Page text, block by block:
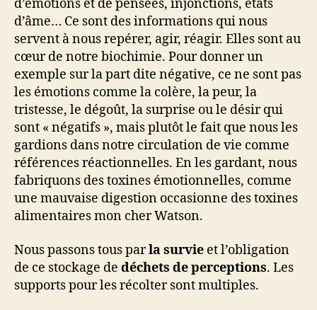
d’émotions et de pensées, injonctions, états
d’âme… Ce sont des informations qui nous
servent à nous repérer, agir, réagir. Elles sont au
cœur de notre biochimie. Pour donner un
exemple sur la part dite négative, ce ne sont pas
les émotions comme la colère, la peur, la
tristesse, le dégoût, la surprise ou le désir qui
sont « négatifs », mais plutôt le fait que nous les
gardions dans notre circulation de vie comme
références réactionnelles. En les gardant, nous
fabriquons des toxines émotionnelles, comme
une mauvaise digestion occasionne des toxines
alimentaires mon cher Watson.
Nous passons tous parla survie et l’obligation
de ce stockage de déchets de perceptions. Les
supports pour les récolter sont multiples.